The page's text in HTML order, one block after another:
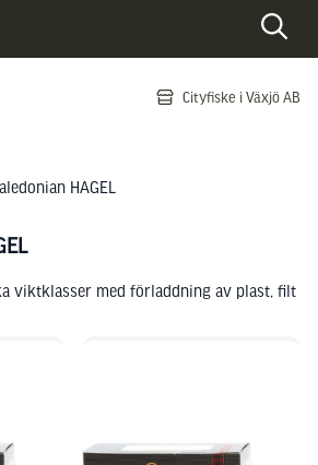
Cityfiske i Växjö AB
HAGEL
viktklasser med förladdning av plast, filt